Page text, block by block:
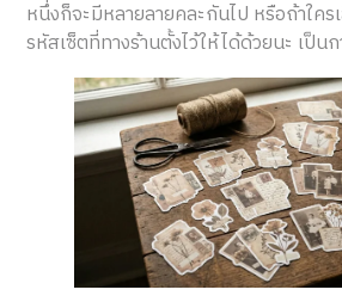
หนึ่งก็จะมีหลายลายคละกันไป หรือถ้าใค
รหัสเซ็ตที่ทางร้านตั้งไว้ให้ได้ด้วยนะ เป็น